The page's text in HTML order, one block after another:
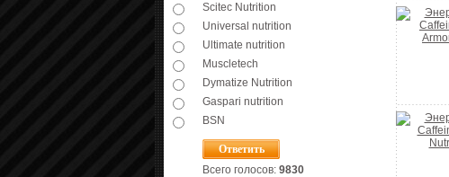
Scitec Nutrition
Universal nutrition
Ultimate nutrition
Muscletech
Dymatize Nutrition
Gaspari nutrition
BSN
Всего голосов: 9830